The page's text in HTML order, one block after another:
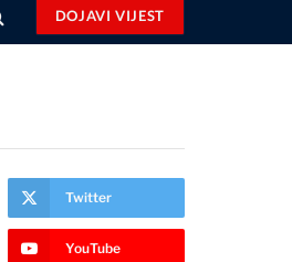
DOJAVI VIJEST
Twitter
YouTube